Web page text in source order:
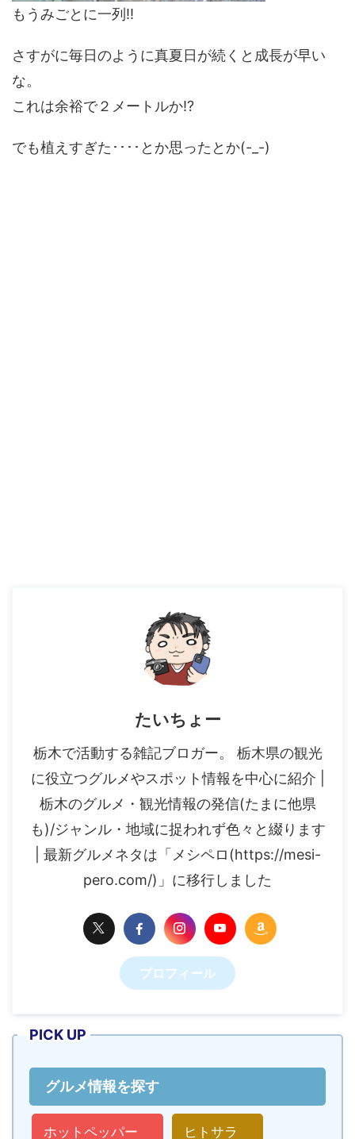
もうみごとに一列!!
さすがに毎日のように真夏日が続くと成長が早い
な。
これは余裕で２メートルか!?
でも植えすぎた････とか思ったとか(-_-)
たいちょー
栃木で活動する雑記ブロガー。 栃木県の観光
に役立つグルメやスポット情報を中心に紹介 |
栃木のグルメ・観光情報の発信(たまに他県
も)/ジャンル・地域に捉われず色々と綴ります
| 最新グルメネタは「メシペロ(https://mesi-
pero.com/)」に移行しました
プロフィール
PICK UP
グルメ情報を探す
ホットペッパー ヒトサラ